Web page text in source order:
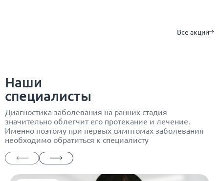
Все акции
Наши
специалисты
Диагностика заболевания на ранних стадия
значительно облегчит его протекание и лечение.
Именно поэтому при первых симптомах заболевания
необходимо обратиться к специалисту